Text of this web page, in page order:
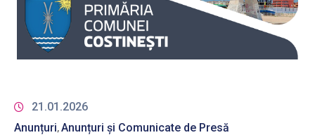
21.01.2026
Anunțuri‚Anunțuri și Comunicate de Presă